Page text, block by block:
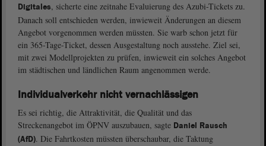
Digitales, sicherte eine zeitnahe Evaluierung des Azubi-Tickets zu.
Danach soll entschieden werden, inwieweit Änderungen an diesem
Angebot vorgenommen werden müssten. Sie warb schon jetzt für
ein 365-Tage-Ticket, dessen Ausgestaltung noch ausstehe. Ziel sei,
mit zwei Modellprojekten zu prüfen, inwieweit ein solches Angebot
im städtischen und ländlichen Raum angenommen werde.
Individualverkehr nicht vernachlässigen
Es sei richtig, die Attraktivität, die Qualität und das
Streckenangebot im ÖPNV auszubauen, sagte Daniel Rausch
(AfD). Die Fahrtkosten müssten überschaubar, die Taktung